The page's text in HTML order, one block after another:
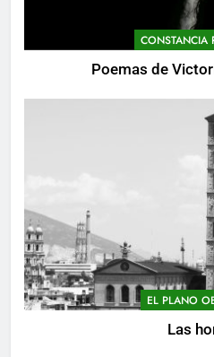
CONSTANCIA
Poemas de
EL PLANO
Las